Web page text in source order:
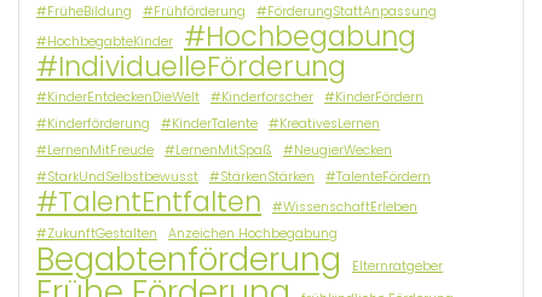
#FrüheBildung
#Frühförderung
#FörderungStattAnpassung
#HochbegabteKinder
#Hochbegabung
#IndividuelleFörderung
#KinderEntdeckenDieWelt #Kinderforscher #KinderFördern
#Kinderförderung
#KinderTalente #KreativesLernen
#LernenMitFreude #LernenMitSpaß
#NeugierWecken
#StarkUndSelbstbewusst #StärkenStärken #TalenteFördern
#TalentEntfalten
#WissenschaftErleben
#ZukunftGestalten
Anzeichen Hochbegabung
Begabtenförderung Elternratgeber